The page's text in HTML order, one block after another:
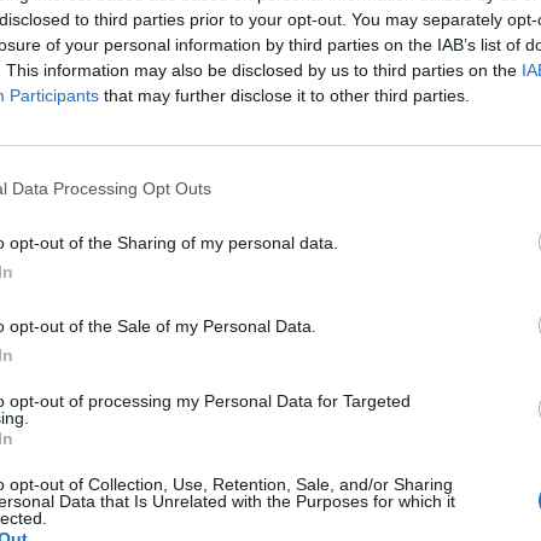
to third parties prior to your opt-out. You may separately
of your personal information by third parties on the IAB’s list of
This information may also be disclosed by us to third parties on the
Participants that may further disclose it to other third parties.
Data Processing Opt Outs
opt-out of the Sharing of my personal data.
opt-out of the Sale of my Personal Data.
opt-out of processing my Personal Data for Targeted
opt-out of Collection, Use, Retention, Sale, and/or Sharing
Data that Is Unrelated with the Purposes for which it
a Microsoft felmérése alapján cikket készített a
is lesz szükségünk ahhoz, hogy ezzel az egyre
reagálva a Portfolio új konferenciájának célja, hogy gyakorlati
portfolio.hu hírarchívumához tartozik, melynek olvasása
tartalmazza:
cikkarchívum
elmúlt 2 év napon belüli